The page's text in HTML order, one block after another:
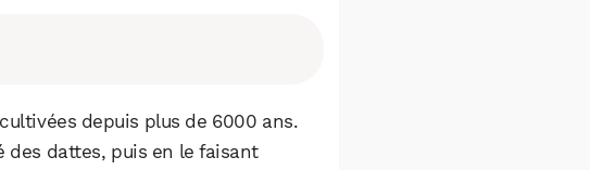
depuis plus de 6000 ans.
des dattes, puis en le faisant